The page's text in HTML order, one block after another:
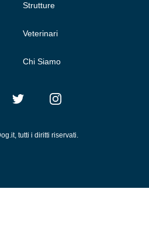
Strutture
Veterinari
Chi Siamo
Twitter Instagram
tutti i diritti riservati.